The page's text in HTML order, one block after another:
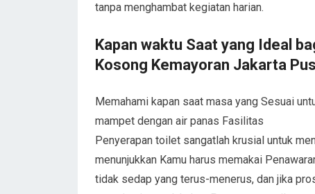
tanpa menghambat kegiatan harian.
Kapan waktu Saat yang Ideal
Kosong Kemayoran Jakarta
Memahami kapan saat masa yang Sesuai
mampet dengan air panas Fasilitas
Penyerapan toilet sangatlah krusial untuk
menunjukkan Kamu harus memakai
tidak sedap yang terus-menerus, dan jika